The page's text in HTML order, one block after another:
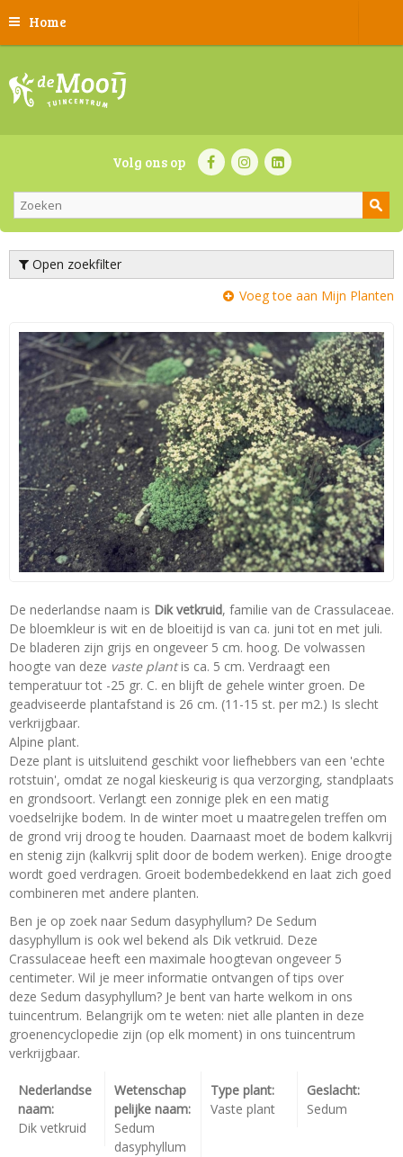
Home
Volg ons op
Open zoekfilter
Voeg toe aan Mijn Planten
De nederlandse naam is Dik vetkruid, familie van de Crassulaceae.
De bloemkleur is wit en de bloeitijd is van ca. juni tot en met juli.
De bladeren zijn grijs en ongeveer 5 cm. hoog. De volwassen
hoogte van deze vaste plantis ca. 5 cm. Verdraagt een
temperatuur tot -25 gr. C. en blijft de gehele winter groen. De
geadviseerde plantafstand is 26 cm. (11-15 st. per m2.) Is slecht
verkrijgbaar.
Alpine plant.
Deze plant is uitsluitend geschikt voor liefhebbers van een 'echte
rotstuin', omdat ze nogal kieskeurig is qua verzorging, standplaats
en grondsoort. Verlangt een zonnige plek en een matig
voedselrijke bodem. In de winter moet u maatregelen treffen om
de grond vrij droog te houden. Daarnaast moet de bodem kalkvrij
en stenig zijn (kalkvrij split door de bodem werken). Enige droogte
wordt goed verdragen. Groeit bodembedekkend en laat zich goed
combineren met andere planten.
Ben je op zoek naar Sedum dasyphyllum? De Sedum
dasyphyllum is ook wel bekend als Dik vetkruid. Deze
Crassulaceae heeft een maximale hoogtevan ongeveer 5
centimeter. Wil je meer informatie ontvangen of tips over
deze Sedum dasyphyllum? Je bent van harte welkom in ons
tuincentrum. Belangrijk om te weten: niet alle planten in deze
groenencyclopedie zijn (op elk moment) in ons tuincentrum
verkrijgbaar.
Nederlandse
naam:
Dik vetkruid
Wetenschap
pelijke naam:
Sedum
dasyphyllum
Type plant:
Vaste plant
Geslacht:
Sedum